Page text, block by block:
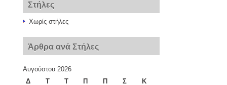
Στήλες
Χωρίς στήλες
Άρθρα ανά Στήλες
Αυγούστου 2026
Δ
Τ Τ Π Π Σ Κ